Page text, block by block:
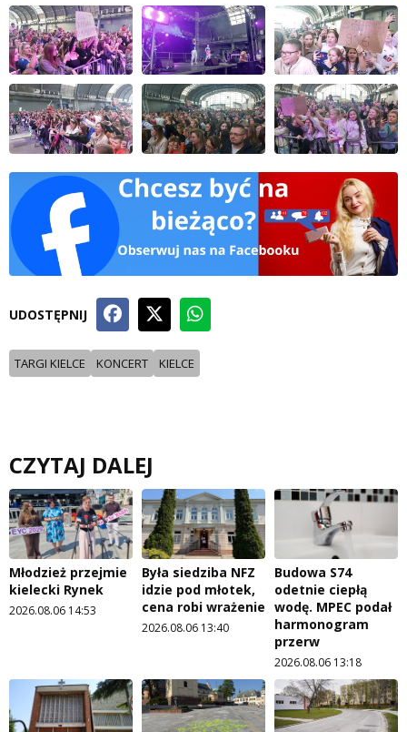
UDOSTĘPNIJ
TARGI KIELCE KONCERT KIELCE
CZYTAJ DALEJ
Młodzież przejmie
kielecki Rynek
2026.08.06 14:53
Była siedziba NFZ
idzie pod młotek,
cena robi wrażenie
2026.08.06 13:40
Budowa S74
odetnie ciepłą
wodę. MPEC podał
harmonogram
przerw
2026.08.06 13:18